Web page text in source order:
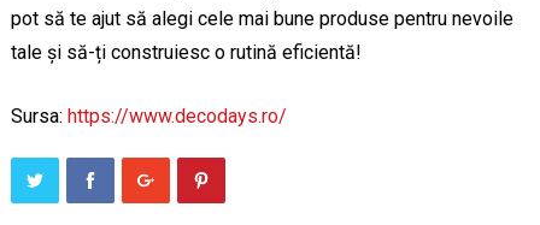
pot să te ajut să alegi cele mai bune produse pentru nevoile
tale și să-ți construiesc o rutină eficientă!
Sursa: https://www.decodays.ro/